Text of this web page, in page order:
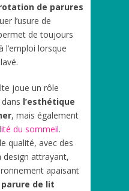
de parures
l’usure de
de toujours
l’emploi lorsque
joue un rôle
l’esthétique
, mais également
du sommeil.
qualité, avec des
design attrayant,
apaisant
de lit